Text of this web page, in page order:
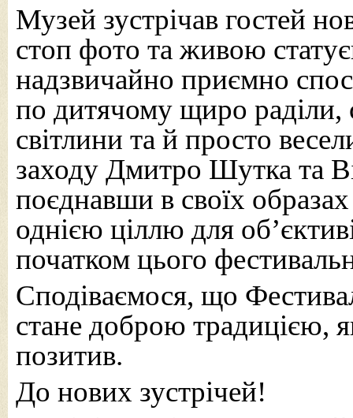
Музей зустрічав гостей
стоп фото та живою
надзвичайно приємно
по дитячому щиро раділи,
світлини та й просто
заходу Дмитро Шутка та
поєднавши в своїх
однією ціллю для
початком цього
Сподіваємося, що
стане доброю традицією,
позитив.
До нових зустрічей!